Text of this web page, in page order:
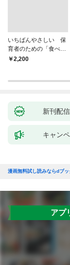
いちばんやさしい 保
育者のための「食べな
い子」サポートＢＯＯ
￥2,200
新刊配
キャン
漫画無料試し読みならdブッ
アプ